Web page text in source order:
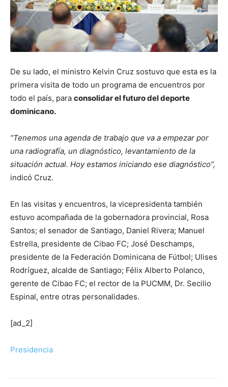
De su lado, el ministro Kelvin Cruz sostuvo que esta es la
primera visita de todo un programa de encuentros por
todo el país, para consolidar el futuro del deporte
dominicano.
“Tenemos una agenda de trabajo que va a empezar por
una radiografía, un diagnóstico, levantamiento de la
situación actual. Hoy estamos iniciando ese diagnóstico”,
indicó Cruz.
En las visitas y encuentros, la vicepresidenta también
estuvo acompañada de la gobernadora provincial, Rosa
Santos; el senador de Santiago, Daniel Rivera; Manuel
Estrella, presidente de Cibao FC; José Deschamps,
presidente de la Federación Dominicana de Fútbol; Ulises
Rodríguez, alcalde de Santiago; Félix Alberto Polanco,
gerente de Cibao FC; el rector de la PUCMM, Dr. Secilio
Espinal, entre otras personalidades.
[ad_2]
Presidencia